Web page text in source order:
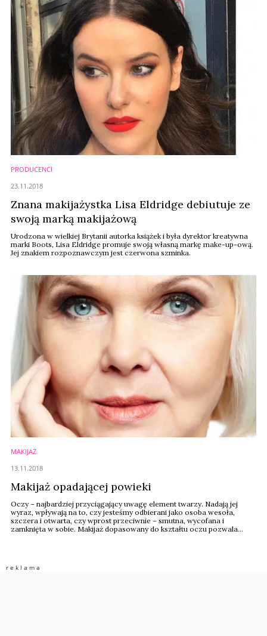
PRODUCENCI
Znana makijażystka Lisa Eldridge debiutuje ze
swoją marką makijażową
Urodzona w wielkiej Brytanii autorka książek i była dyrektor kreatywna
marki Boots, Lisa Eldridge promuje swoją własną markę make-up-ową.
Jej znakiem rozpoznawczym jest czerwona szminka.
23.11.2018
MAKIJAŻ
Makijaż opadającej powieki
Oczy – najbardziej przyciągający uwagę element twarzy. Nadają jej
wyraz, wpływają na to, czy jesteśmy odbierani jako osoba wesoła,
szczera i otwarta, czy wprost przeciwnie – smutna, wycofana i
zamknięta w sobie. Makijaż dopasowany do kształtu oczu pozwala
13.11.2018